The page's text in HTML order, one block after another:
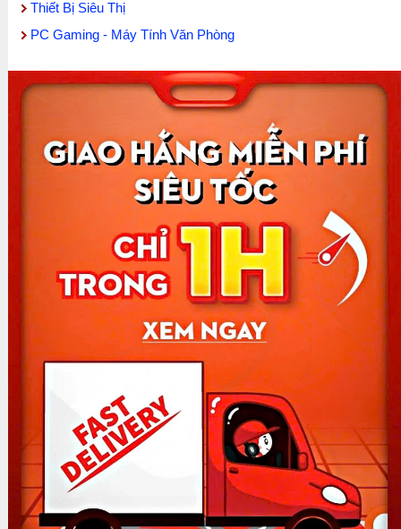
Thiết Bị Siêu Thị
PC Gaming - Máy Tính Văn Phòng